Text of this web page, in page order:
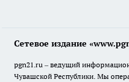
Сетевое издание
pgn21.ru – ведущий
Чувашской Республики. Мы